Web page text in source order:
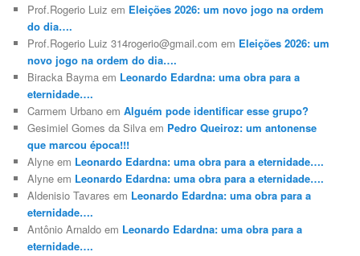
Prof.Rogerio Luiz em Eleições 2026: um novo jogo na ordem
do dia….
Prof.Rogerio Luiz 314rogerio@gmail.com em Eleições 2026: um
novo jogo na ordem do dia….
Biracka Bayma em Leonardo Edardna: uma obra para a
eternidade….
Carmem Urbano emAlguém pode identificar esse grupo?
Gesimiel Gomes da Silva em Pedro Queiroz: um antonense
que marcou época!!!
Alyne em Leonardo Edardna: uma obra para a eternidade….
Alyne em Leonardo Edardna: uma obra para a eternidade….
Aldenisio Tavares em Leonardo Edardna: uma obra para a
eternidade….
Antônio Arnaldo em Leonardo Edardna: uma obra para a
eternidade….